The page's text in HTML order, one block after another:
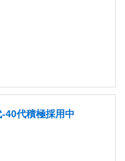
-40代積極採用中